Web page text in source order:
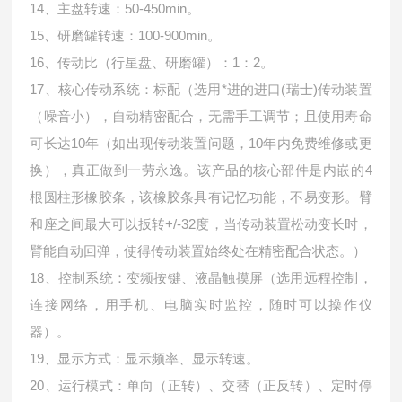
14、主盘转速：50-450min。
15、研磨罐转速：100-900min。
16、传动比（行星盘、研磨罐）：1：2。
17、核心传动系统：标配（选用*进的进口(瑞士)传动装置
（噪音小），自动精密配合，无需手工调节；且使用寿命
可长达10年（如出现传动装置问题，10年内免费维修或更
换），真正做到一劳永逸。该产品的核心部件是内嵌的4
根圆柱形橡胶条，该橡胶条具有记忆功能，不易变形。臂
和座之间最大可以扳转+/-32度，当传动装置松动变长时，
臂能自动回弹，使得传动装置始终处在精密配合状态。）
18、控制系统：变频按键、液晶触摸屏（选用远程控制，
连接网络，用手机、电脑实时监控，随时可以操作仪
器）。
19、显示方式：显示频率、显示转速。
20、运行模式：单向（正转）、交替（正反转）、定时停